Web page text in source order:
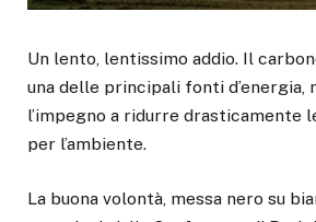
Un lento, lentissimo addio. Il
una delle principali fonti d’energia,
l’impegno a ridurre drasticamente
per l’ambiente.
La buona volontà, messa nero su